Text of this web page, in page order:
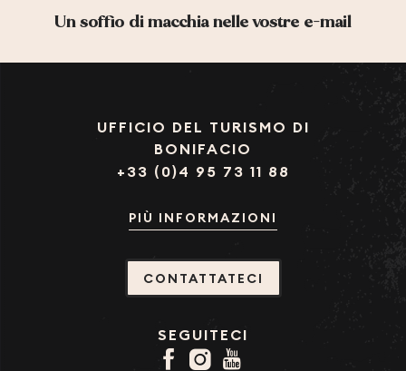
Un soffio di macchia nelle vostre e-mail
UFFICIO DEL TURISMO DI
BONIFACIO
+33 (0)4 95 73 11 88
PIÙ INFORMAZIONI
CONTATTATECI
SEGUITECI